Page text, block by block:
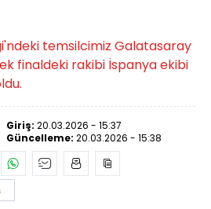
temsilcimiz Galatasaray
finaldeki rakibi İspanya ekibi
Giriş: 20.03.2026 - 15:37
Güncelleme: 20.03.2026 - 15:38